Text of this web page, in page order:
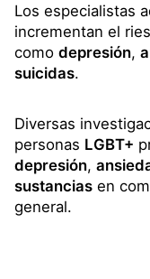
Los especialistas
incrementan el
como depresión,
suicidas.
Diversas
personas LGBT+
depresión,
sustancias en
general.